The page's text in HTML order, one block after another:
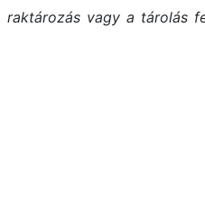
vagy a tárolás